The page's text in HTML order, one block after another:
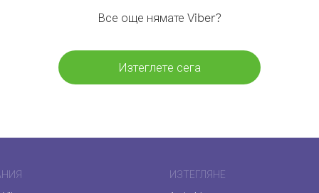
Все още нямате Viber?
Изтеглете сега
ИЗТЕГЛЯНЕ